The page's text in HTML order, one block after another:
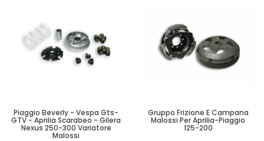
Piaggio Beverly - Vespa Gts-
GTV - Aprilia Scarabeo - Gilera
Nexus 250-300 Variatore
Malossi
Gruppo Frizione E Campana
Malossi Per Aprilia-Piaggio
125-200